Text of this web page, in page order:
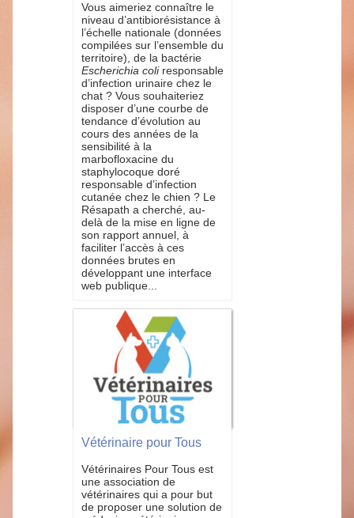
Vous aimeriez connaître le
niveau d’antibiorésistance à
l’échelle nationale (données
compilées sur l’ensemble du
territoire), de la bactérie
Escherichia coliresponsable
d’infection urinaire chez le
chat ? Vous souhaiteriez
disposer d’une courbe de
tendance d’évolution au
cours des années de la
sensibilité à la
marbofloxacine du
staphylocoque doré
responsable d’infection
cutanée chez le chien ? Le
Résapath a cherché, au-
delà de la mise en ligne de
son rapport annuel, à
faciliter l’accès à ces
données brutes en
développant une interface
web publique...
Vétérinaire pour Tous
Vétérinaires Pour Tous est
une association de
vétérinaires qui a pour but
de proposer une solution de